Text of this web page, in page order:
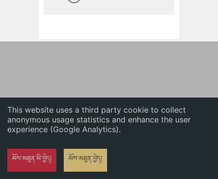
This website uses a third party cookie to collect
anonymous usage statistics and enhance the user
experience (Google Analytics).
མོས་མཐུན་མི་བྱེད། མོས་མཐུན་བྱེད།